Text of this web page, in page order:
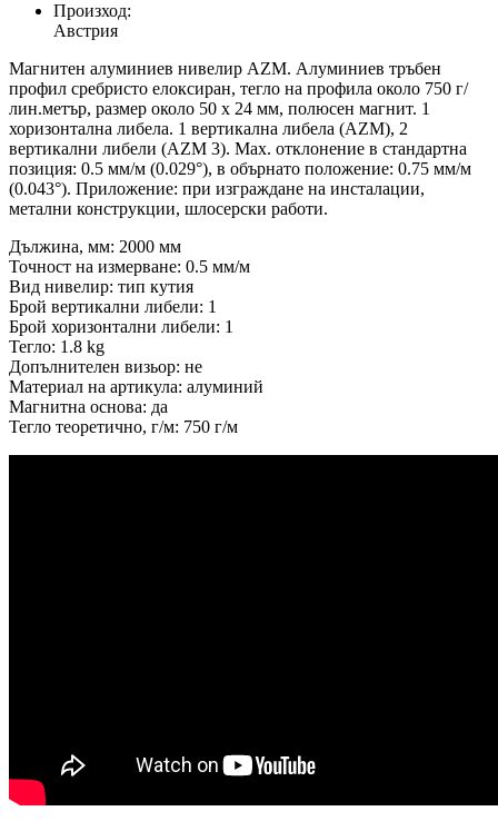
Произход:
Австрия
Mагнитен алуминиев нивелир AZM. Алуминиев тръбен
профил сребристо елоксиран, тегло на профила около 750 г/
лин.метър, размер около 50 x 24 мм, полюсен магнит. 1
хоризонтална либела. 1 вертикална либела (AZM), 2
вертикални либели (AZM 3). Мax. отклонение в стандартна
позиция: 0.5 мм/м (0.029°), в обърнато положение: 0.75 мм/м
(0.043°). Приложение: при изграждане на инсталации,
метални конструкции, шлосерски работи.
Дължина, мм: 2000 мм
Точност на измерване: 0.5 мм/м
Вид нивелир: тип кутия
Брой вертикални либели: 1
Брой хоризонтални либели: 1
Тегло: 1.8 kg
Допълнителен визьор: не
Материал на артикула: алуминий
Магнитна основа: да
Тегло теоретично, г/м: 750 г/м